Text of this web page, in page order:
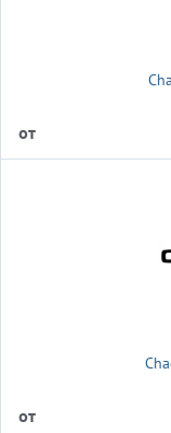
от
от